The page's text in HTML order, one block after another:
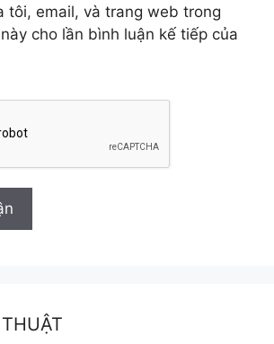
tôi, email, và trang web trong
cho lần bình luận kế tiếp của